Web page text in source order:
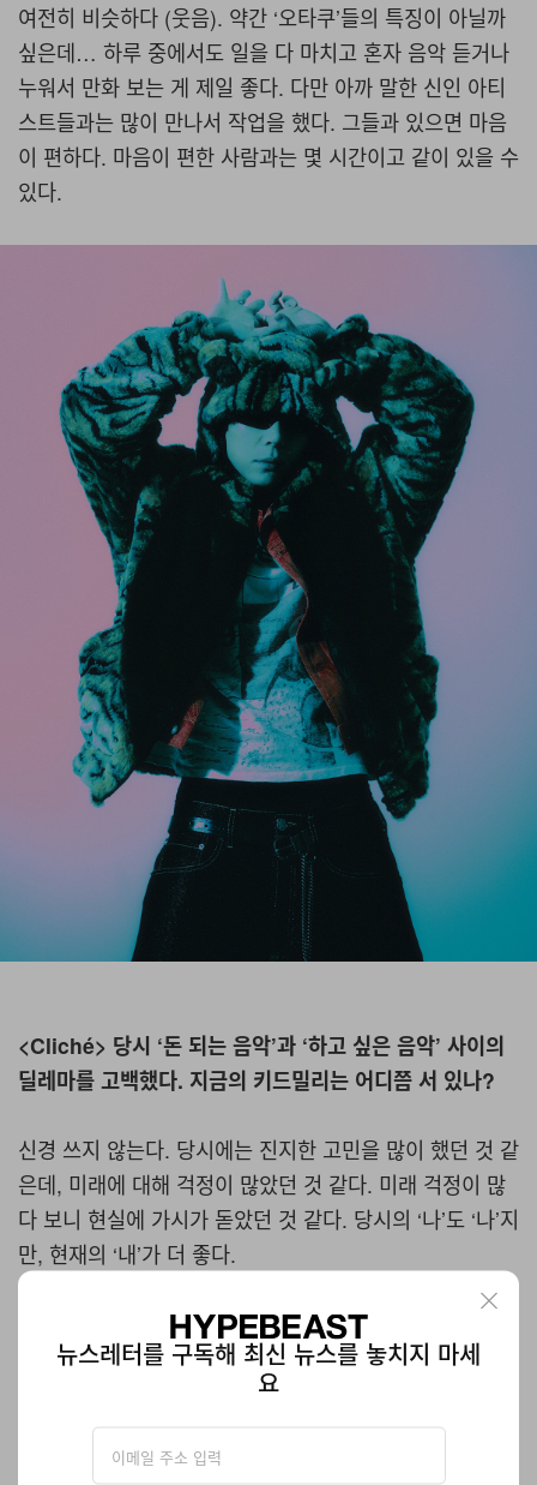
여전히 비슷하다 (웃음). 약간 ‘오타쿠’들의 특징이 아닐까
싶은데… 하루 중에서도 일을 다 마치고 혼자 음악 듣거나
누워서 만화 보는 게 제일 좋다. 다만 아까 말한 신인 아티
스트들과는 많이 만나서 작업을 했다. 그들과 있으면 마음
이 편하다. 마음이 편한 사람과는 몇 시간이고 같이 있을 수
있다.
<Cliché> 당시 ‘돈 되는 음악’과 ‘하고 싶은 음악’ 사이의
딜레마를 고백했다. 지금의 키드밀리는 어디쯤 서 있나?
신경 쓰지 않는다. 당시에는 진지한 고민을 많이 했던 것 같
은데, 미래에 대해 걱정이 많았던 것 같다. 미래 걱정이 많
다 보니 현실에 가시가 돋았던 것 같다. 당시의 ‘나’도 ‘나’지
만, 현재의 ‘내’가 더 좋다.
이번 싱글 포스트에 달린카더가든의 댓글이 베스트더라.
평소 주변 동료들의 피드백 중 가장 기억에 남는 것이 있다
피드백이 참 무서운 것은, 그 사람이 날 어떻게 생각하느냐
뉴스레터를 구독해 최신 뉴스를 놓치지 마세
요